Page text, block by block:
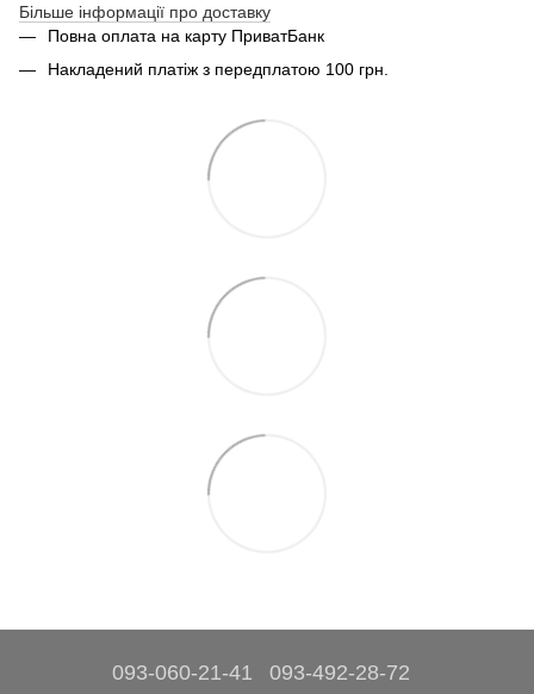
Більше інформації про доставку
Повна оплата на карту ПриватБанк
Накладений платіж з передплатою 100 грн.
093-060-21-41 093-492-28-72